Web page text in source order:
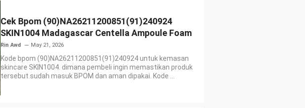
Cek Bpom (90)NA26211200851(91)240924
SKIN1004 Madagascar Centella Ampoule Foam
Rin Awd May 21, 2026
Kode bpom (90)NA26211200851(91)240924 untuk kemasan
skincare SKIN1004. dimana pembeli ingin memastikan produk
tersebut sudah masuk BPOM dan aman dipakai. Kode ...